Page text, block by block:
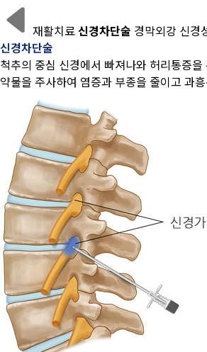
재활치료신경차단술 경막외강 신경
신경차단술
척추의 중심 신경에서 빠져나와 허리통증
약물을 주사하여 염증과 부종을 줄이고 과